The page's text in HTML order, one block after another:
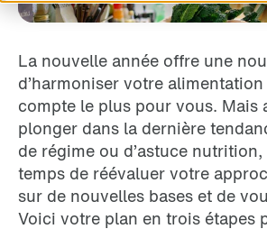
La nouvelle année offre une
d’harmoniser votre
compte le plus pour vous. Mais
plonger dans la dernière
de régime ou d’astuce
temps de réévaluer votre
sur de nouvelles bases et de
Voici votre plan en trois étapes